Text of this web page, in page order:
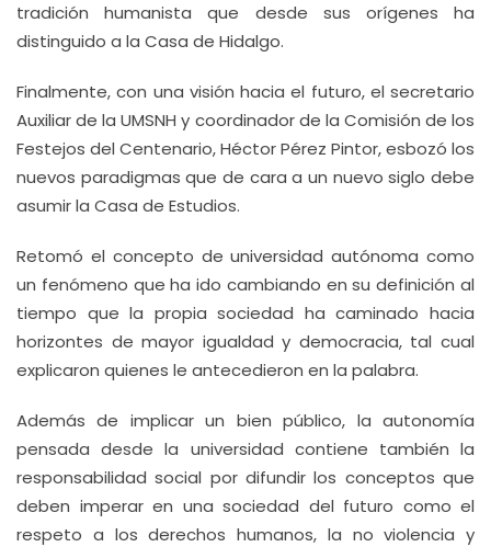
tradición humanista que desde sus orígenes ha
distinguido a la Casa de Hidalgo.
Finalmente, con una visión hacia el futuro, el secretario
Auxiliar de la UMSNH y coordinador de la Comisión de los
Festejos del Centenario, Héctor Pérez Pintor, esbozó los
nuevos paradigmas que de cara a un nuevo siglo debe
asumir la Casa de Estudios.
Retomó el concepto de universidad autónoma como
un fenómeno que ha ido cambiando en su definición al
tiempo que la propia sociedad ha caminado hacia
horizontes de mayor igualdad y democracia, tal cual
explicaron quienes le antecedieron en la palabra.
Además de implicar un bien público, la autonomía
pensada desde la universidad contiene también la
responsabilidad social por difundir los conceptos que
deben imperar en una sociedad del futuro como el
respeto a los derechos humanos, la no violencia y